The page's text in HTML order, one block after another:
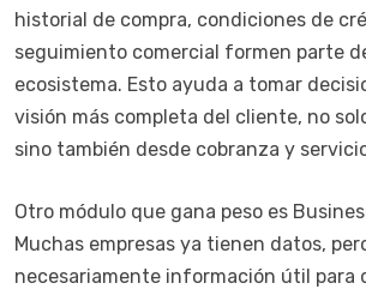
historial de compra, condiciones de
seguimiento comercial formen parte
ecosistema. Esto ayuda a tomar
visión más completa del cliente, no
sino también desde cobranza y
Otro módulo que gana peso es
Muchas empresas ya tienen datos,
necesariamente información útil para